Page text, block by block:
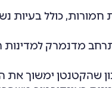
חמורות, כולל בעיות
מדנמרק למדינות
שהקטנטן ימשוך את